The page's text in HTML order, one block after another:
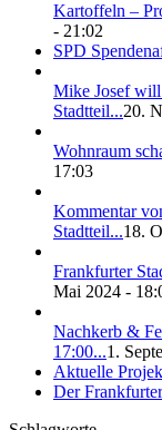
Kartoffeln –
- 21:02
SPD
Mike Josef will
Stadtteil...20.
Wohnraum
17:03
Kommentar
Stadtteil...18.
Frankfurter
Mai 2024 -
Nachkerb &
17:00...1.
Aktuelle
Der